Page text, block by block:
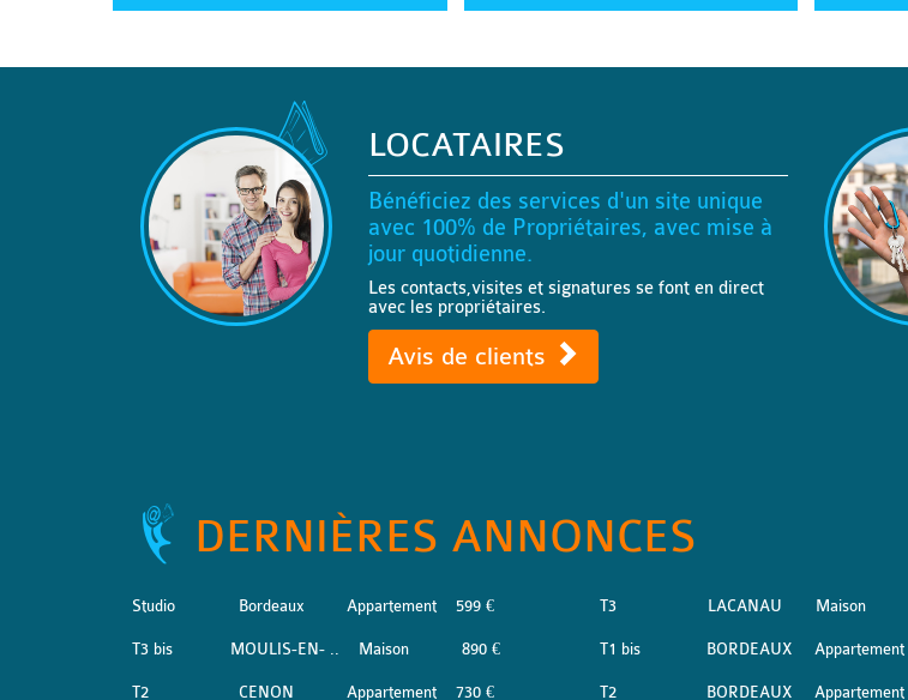
LOCATAIRES
Bénéficiez des services d'un site unique
avec 100% de Propriétaires, avec mise à
jour quotidienne.
Les contacts,visites et signatures se font en direct
avec les propriétaires.
Avis de clients
DERNIÈRES ANNONCES
Studio Bordeaux Appartement 599 €
T3 bis MOULIS-EN- .. Maison 890 €
T2 CENON Appartement 730 €
T3 LACANAU Maison
T1 bis BORDEAUX Appartement
T2 BORDEAUX Appartement